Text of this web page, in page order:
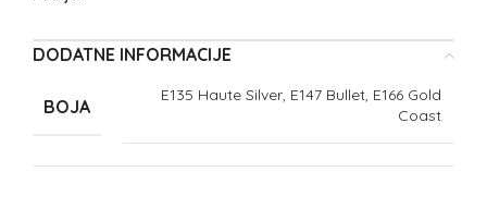
DODATNE INFORMACIJE
BOJA
E135 Haute Silver, E147 Bullet, E166 Gold
Coast